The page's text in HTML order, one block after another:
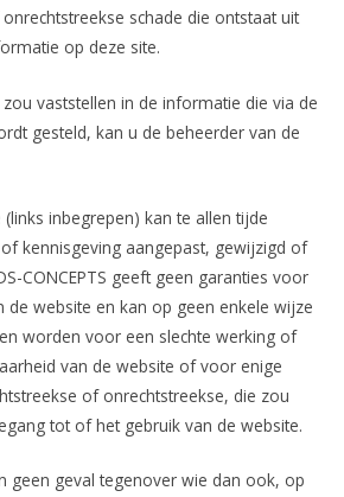
schade die ontstaat uit
op deze site.
vaststellen in de informatie die via de
gesteld, kan u de beheerder van de
inbegrepen) kan te allen tijde
kennisgeving aangepast, gewijzigd of
CONCEPTS geeft geen garanties voor
de website en kan op geen enkele wijze
worden voor een slechte werking of
van de website of voor enige
of onrechtstreekse, die zou
tot of het gebruik van de website.
geen geval tegenover wie dan ook, op